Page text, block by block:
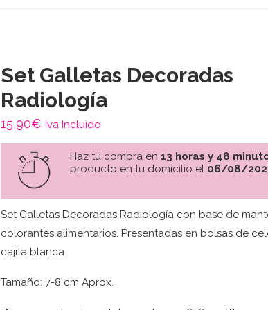
Set Galletas Decoradas
Radiología
15,90€ Iva Incluido
Haz tu compra en 13 horas y 48
producto en tu domicilio el 06/08/
Set Galletas Decoradas Radiología con base de
colorantes alimentarios. Presentadas en bolsas de
cajita blanca
Tamaño: 7-8 cm Aprox.